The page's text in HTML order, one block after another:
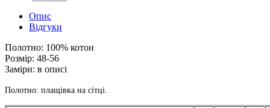
Опис
Відгуки
Полотно: 100% котон
Розмір: 48-56
Заміри: в описі
Полотно: плащівка на сітці.